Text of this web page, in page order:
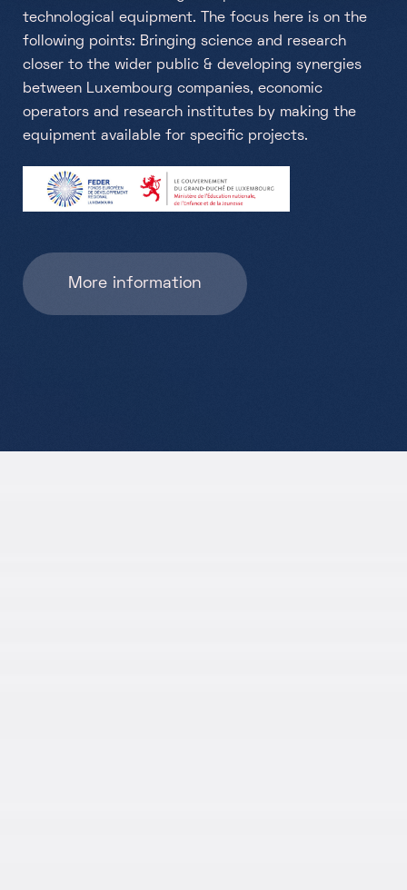
technological equipment. The focus here is on the
following points: Bringing science and research
closer to the wider public & developing synergies
between Luxembourg companies, economic
operators and research institutes by making the
equipment available for specific projects.
More information